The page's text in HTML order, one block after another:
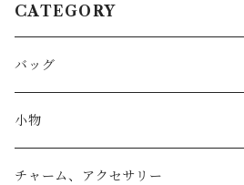
CATEGORY
バッグ
トートバッグ
リュック
小物
小物入れ
チャーム、アクセサリー